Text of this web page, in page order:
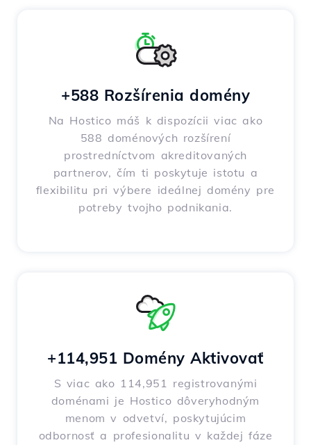
+588 Rozšírenia domény
Na Hostico máš k dispozícii viac ako
588 doménových rozšírení
prostredníctvom akreditovaných
partnerov, čím ti poskytuje istotu a
flexibilitu pri výbere ideálnej domény pre
potreby tvojho podnikania.
+114,951 Domény Aktivovať
S viac ako 114,951 registrovanými
doménami je Hostico dôveryhodným
menom v odvetví, poskytujúcim
odbornosť a profesionalitu v každej fáze